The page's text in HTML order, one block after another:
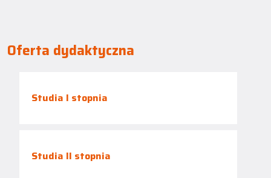
Oferta dydaktyczna
Studia I stopnia
Studia II stopnia